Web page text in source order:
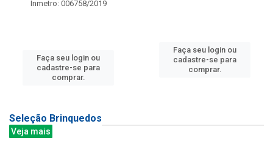
Inmetro: 006758/2019
Faça seu login ou
cadastre-se para
comprar.
Faça seu login ou
cadastre-se para
comprar.
Seleção Brinquedos
Veja mais